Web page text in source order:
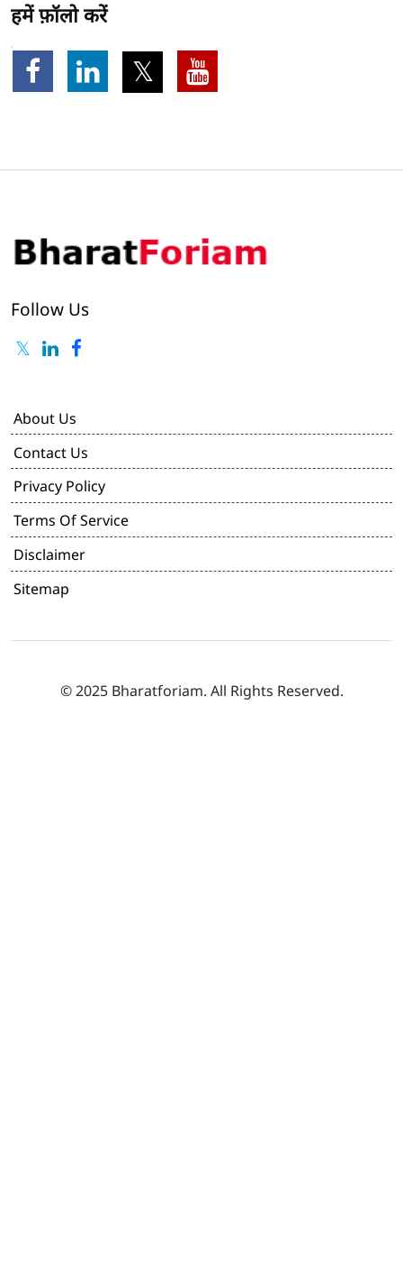
हमें फ़ॉलो करें
Follow Us
About Us
Contact Us
Privacy Policy
Terms Of Service
Disclaimer
Sitemap
© 2025 Bharatforiam. All Rights Reserved.